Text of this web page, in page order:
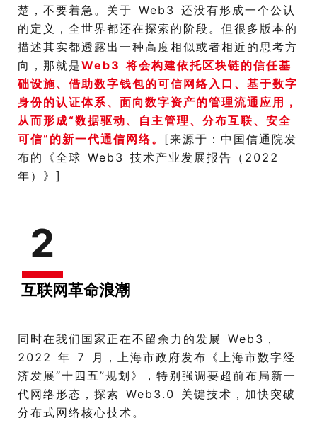
楚，不要着急。关于 Web3 还没有形成一个公认
的定义，全世界都还在探索的阶段。但很多版本的
描述其实都透露出一种高度相似或者相近的思考方
向，那就是Web3 将会构建依托区块链的信任基
础设施、借助数字钱包的可信网络入口、基于数字
身份的认证体系、面向数字资产的管理流通应用，
从而形成“数据驱动、自主管理、分布互联、安全
可信”的新一代通信网络。 [来源于：中国信通院发
布的《全球 Web3 技术产业发展报告（2022
年）》]
2
互联网革命浪潮
同时在我们国家正在不留余力的发展 Web3，
2022 年 7 月，上海市政府发布《上海市数字经
济发展“十四五”规划》，特别强调要超前布局新一
代网络形态，探索 Web3.0 关键技术，加快突破
分布式网络核心技术。